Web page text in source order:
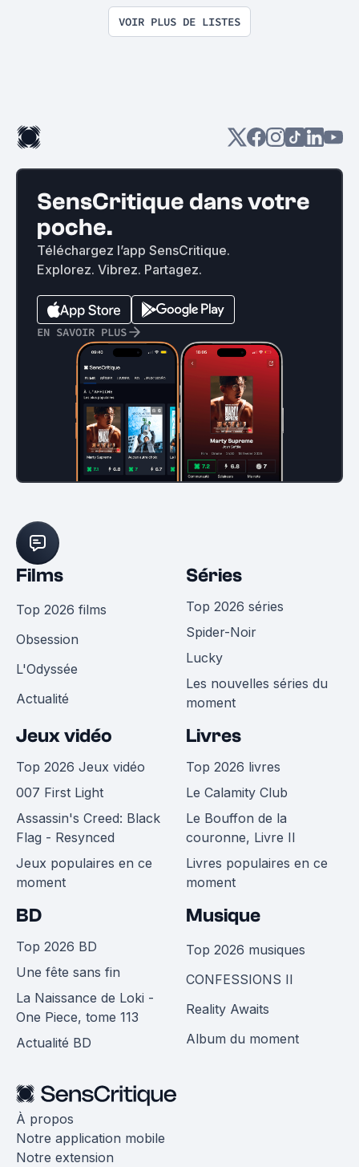
VOIR PLUS DE LISTES
SensCritique dans votre
poche.
Téléchargez l’app SensCritique.
Explorez. Vibrez. Partagez.
EN SAVOIR PLUS
Films
Top 2026 films
Obsession
L'Odyssée
Actualité
Séries
Top 2026 séries
Spider-Noir
Lucky
Les nouvelles séries du
moment
Jeux vidéo
Top 2026 Jeux vidéo
007 First Light
Assassin's Creed: Black
Flag - Resynced
Jeux populaires en ce
moment
Livres
Top 2026 livres
Le Calamity Club
Le Bouffon de la
couronne, Livre II
Livres populaires en ce
moment
BD
Top 2026 BD
Une fête sans fin
La Naissance de Loki -
One Piece, tome 113
Actualité BD
Musique
Top 2026 musiques
CONFESSIONS II
Reality Awaits
Album du moment
À propos
Notre application mobile
Notre extension